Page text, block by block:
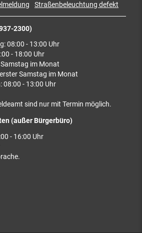
2300)
08:00 - 13:00 Uhr
- 18:00 Uhr
im Monat
Samstag im Monat
- 13:00 Uhr
sind nur mit Termin möglich.
(außer Bürgerbüro)
- 16:00 Uhr
Straßenbeleuchtung defekt